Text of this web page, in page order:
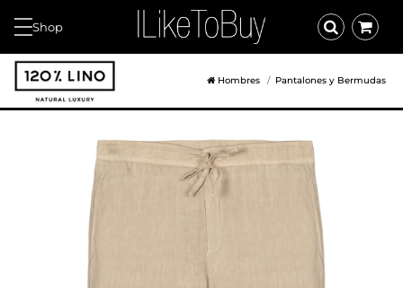
Shop
Hombres Pantalones y Bermudas